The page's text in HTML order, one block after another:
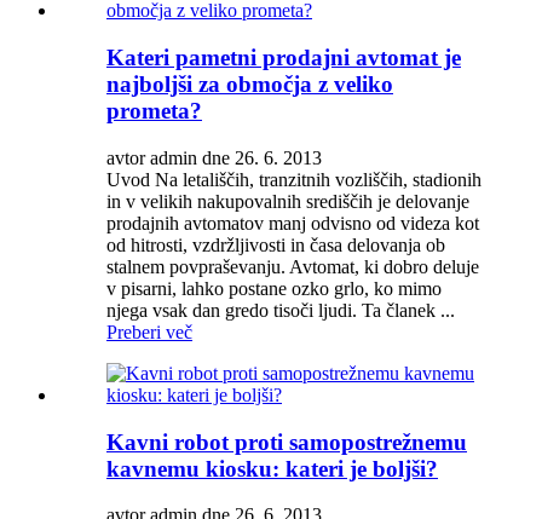
Kateri pametni prodajni avtomat je
najboljši za območja z veliko
prometa?
avtor admin dne 26. 6. 2013
Uvod Na letališčih, tranzitnih vozliščih, stadionih
in v velikih nakupovalnih središčih je delovanje
prodajnih avtomatov manj odvisno od videza kot
od hitrosti, vzdržljivosti in časa delovanja ob
stalnem povpraševanju. Avtomat, ki dobro deluje
v pisarni, lahko postane ozko grlo, ko mimo
njega vsak dan gredo tisoči ljudi. Ta članek ...
Preberi več
Kavni robot proti samopostrežnemu
kavnemu kiosku: kateri je boljši?